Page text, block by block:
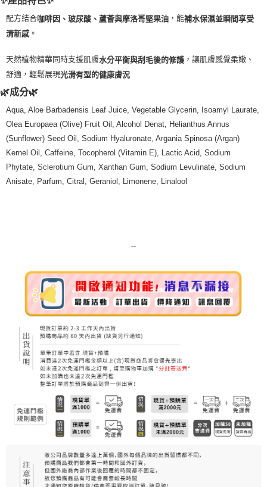
每筆NT$80，滿NT$999(含以上)免運費
全家純取貨 (先付款
每筆NT$80，滿NT$999(含以上)免運費
7-11取貨付款
每筆NT$80，滿NT$999(含以上)免運費
7-11純取貨 (先付款
宅配
每筆NT$100，滿NT$999(含以上)免運費
配方結合咖啡因、玻尿酸、蘆薈與摩洛哥堅果油 ，能補水保濕並瞬間享受
清新感 。
天然植物精華同時支援肌膚水分平衡與刮毛後的修護 ，讓肌膚感覺柔嫩、
舒適，輕鬆展現光滑有型的健康膚況
🌿成分🌿
Aqua, Aloe Barbadensis Leaf Juice, Vegetable Glycerin, Isoamyl Laurate,
Olea Europaea (Olive) Fruit Oil, Alcohol Denat, Helianthus Annus
(Sunflower) Seed Oil, Sodium Hyaluronate, Argania Spinosa (Argan)
Kernel Oil, Caffeine, Tocopherol (Vitamin E), Lactic Acid, Sodium
Phytate, Sclerotium Gum, Xanthan Gum, Sodium Levulinate, Sodium
Anisate, Parfum, Citral, Geraniol, Limonene, Linalool
--